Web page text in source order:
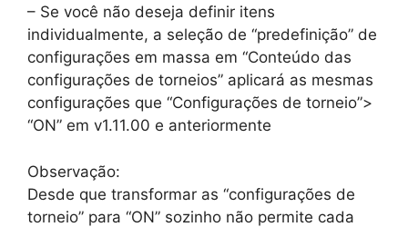
– Se você não deseja definir itens
individualmente, a seleção de “predefinição” de
configurações em massa em “Conteúdo das
configurações de torneios” aplicará as mesmas
configurações que “Configurações de torneio”>
“ON” em v1.11.00 e anteriormente
Observação:
Desde que transformar as “configurações de
torneio” para “ON” sozinho não permite cada